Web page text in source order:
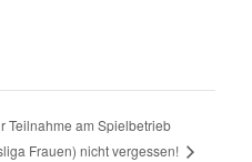
Teilnahme am Spielbetrieb
Frauen) nicht vergessen!